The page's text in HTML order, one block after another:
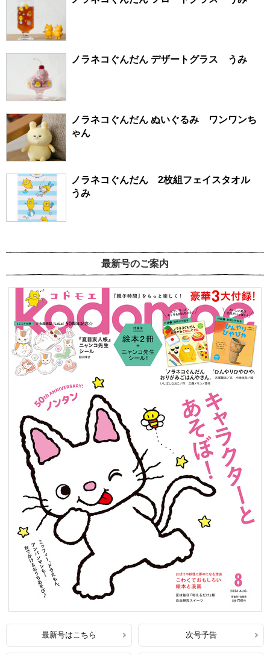
ノラネコぐんだん デザートグラス うみ
ノラネコぐんだん ぬいぐるみ ワンワンち
ゃん
ノラネコぐんだん 2枚組フェイスタオル
うみ
最新号のご案内
最新号はこちら 次号予告